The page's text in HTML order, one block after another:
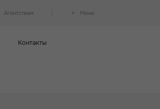
Агентствам Меню
Контакты